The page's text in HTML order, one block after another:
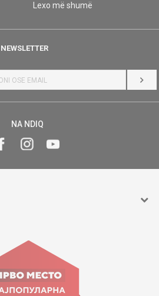
Lexo më shumë
NEWSLETTER
HYR
NA NDIQ
Nikolovski 74 Shkup